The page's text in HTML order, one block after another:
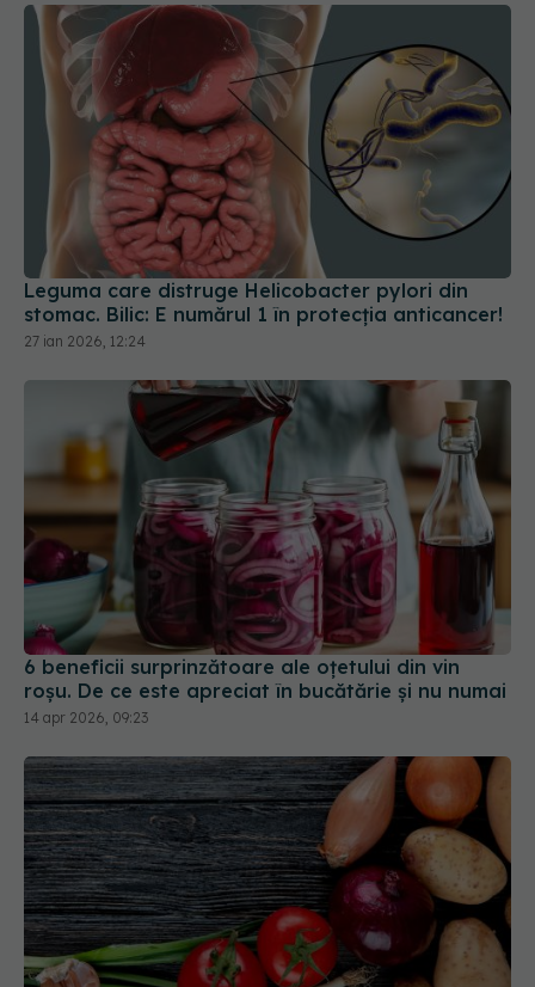
Leguma care distruge Helicobacter pylori din
stomac. Bilic: E numărul 1 în protecția anticancer!
27 ian 2026, 12:24
6 beneficii surprinzătoare ale oțetului din vin
roșu. De ce este apreciat în bucătărie și nu numai
14 apr 2026, 09:23
Cine are nevoie de quinoa? Iată 17
„superalimente” subestimate pe care le ai deja în